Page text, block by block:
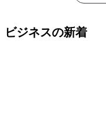
ビジネスの新着